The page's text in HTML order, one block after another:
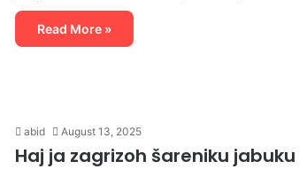
Read More »
abid August 13, 2025
Haj ja zagrizoh šareniku jabuku